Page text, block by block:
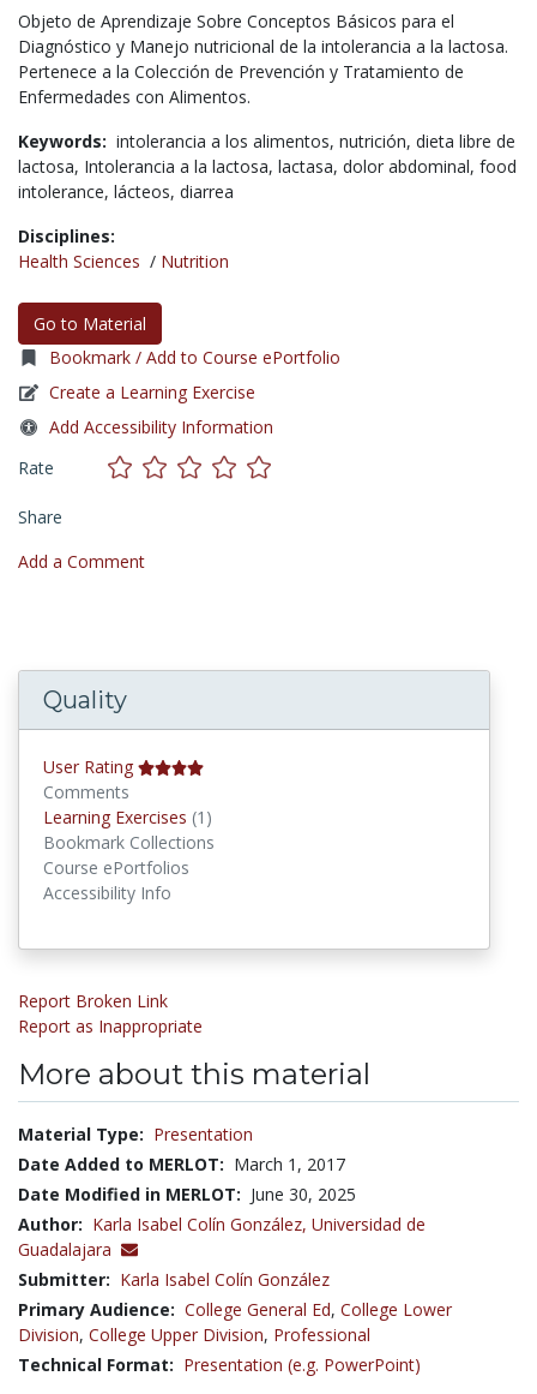
Objeto de Aprendizaje Sobre Conceptos Básicos para el
Diagnóstico y Manejo nutricional de la intolerancia a la lactosa.
Pertenece a la Colección de Prevención y Tratamiento de
Enfermedades con Alimentos.
Keywords: intolerancia a los alimentos, nutrición, dieta libre de
lactosa, Intolerancia a la lactosa, lactasa, dolor abdominal, food
intolerance, lácteos, diarrea
Disciplines:
Health Sciences / Nutrition
Go to Material
Bookmark / Add to Course ePortfolio
Create a Learning Exercise
Add Accessibility Information
Rate
Share
Add a Comment
Quality
User Rating
Comments
Learning Exercises (1)
Bookmark Collections
Course ePortfolios
Accessibility Info
Report Broken Link
Report as Inappropriate
More about this material
Material Type: Presentation
Date Added to MERLOT: March 1, 2017
Date Modified in MERLOT: June 30, 2025
Author: Karla Isabel Colín González, Universidad de
Guadalajara
Submitter: Karla Isabel Colín González
Primary Audience: College General Ed, College Lower
Division, College Upper Division, Professional
Technical Format: Presentation (e.g. PowerPoint)